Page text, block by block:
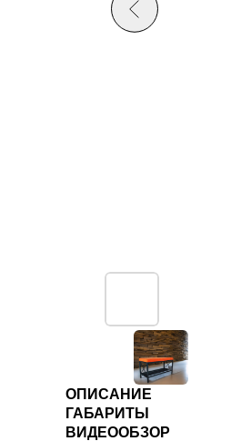
ОПИСАНИЕ
ГАБАРИТЫ
ВИДЕООБЗОР